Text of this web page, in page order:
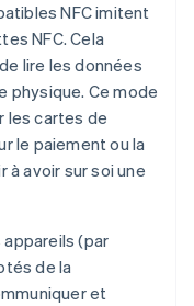
NFC imitent
NFC. Cela
lire les données
physique. Ce mode
les cartes de
le paiement ou la
à avoir sur soi une
(par
de la
et